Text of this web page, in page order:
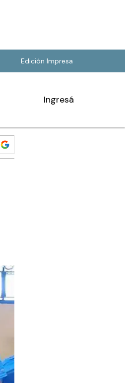
Edición Impresa
Ingresá